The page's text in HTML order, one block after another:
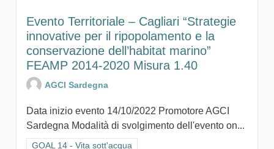
Evento Territoriale – Cagliari “Strategie
innovative per il ripopolamento e la
conservazione dell’habitat marino”
FEAMP 2014-2020 Misura 1.40
AGCI Sardegna
Data inizio evento 14/10/2022 Promotore AGCI
Sardegna Modalità di svolgimento dell'evento on...
Filtra i risultati per categoria: GOAL 14 - Vita sott'acqua
GOAL 14 - Vita sott'acqua